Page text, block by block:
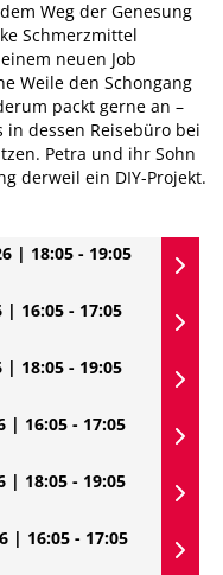
Weg der Genesung
Schmerzmittel
neuen Job
Weile den Schongang
packt gerne an –
dessen Reisebüro bei
Petra und ihr Sohn
derweil ein DIY-Projekt.
| 18:05 - 19:05
| 16:05 - 17:05
| 18:05 - 19:05
| 16:05 - 17:05
| 18:05 - 19:05
| 16:05 - 17:05